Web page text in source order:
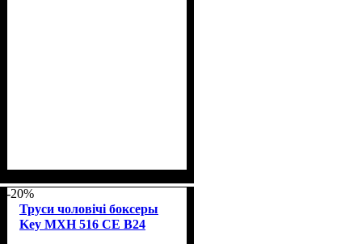
-20%
Труси чоловічі боксеры
Key MXH 516 CE B24